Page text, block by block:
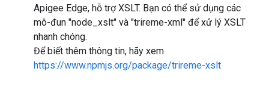
Apigee Edge, hỗ trợ XSLT. Bạn có thể sử dụng các
mô-đun "node_xslt" và "trireme-xml" để xử lý XSLT
nhanh chóng.
Để biết thêm thông tin, hãy xem
https://www.npmjs.org/package/trireme-xslt